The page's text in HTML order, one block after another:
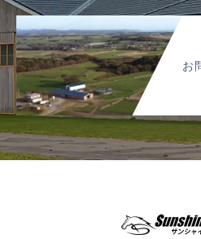
お